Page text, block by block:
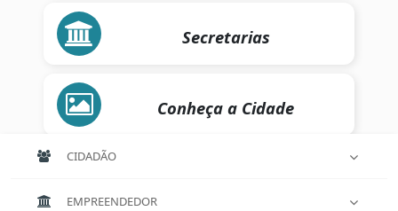
Secretarias
Conheça a Cidade
CIDADÃO
EMPREENDEDOR